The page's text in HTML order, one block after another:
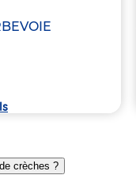
crèches ?